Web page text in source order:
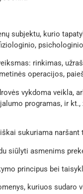
subjektu, kurio
rinkimas,
operacijos,
vykdoma veikla,
programas, ir
sukuriama
asmenims
principus bei
kuriuos